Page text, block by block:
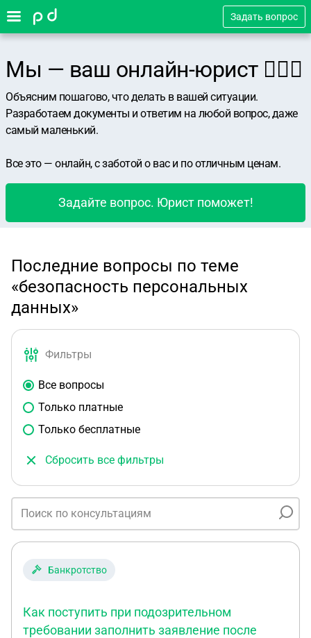
Задать вопрос
Мы — ваш онлайн-юрист 👨🏻‍⚖️
Объясним пошагово, что делать в вашей ситуации.
Разработаем документы и ответим на любой вопрос, даже
самый маленький.
Все это — онлайн, с заботой о вас и по отличным ценам.
Задайте вопрос. Юрист поможет!
Последние вопросы по теме
«безопасность персональных
данных»
Фильтры
Все вопросы
Только платные
Только бесплатные
Сбросить все фильтры
Банкротство
Как поступить при подозрительном
требовании заполнить заявление после